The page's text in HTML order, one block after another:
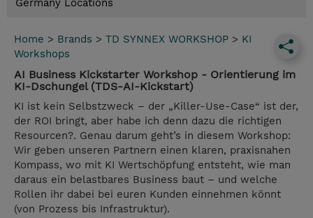
Germany Locations
Home > Brands > TD SYNNEX WORKSHOP > KI
Workshops
AI Business Kickstarter Workshop - Orientierung im
KI-Dschungel (TDS-AI-Kickstart)
KI ist kein Selbstzweck – der „Killer-Use-Case“ ist der,
der ROI bringt, aber habe ich denn dazu die richtigen
Resourcen?. Genau darum geht’s in diesem Workshop:
Wir geben unseren Partnern einen klaren, praxisnahen
Kompass, wo mit KI Wertschöpfung entsteht, wie man
daraus ein belastbares Business baut – und welche
Rollen ihr dabei bei euren Kunden einnehmen könnt
(von Prozess bis Infrastruktur).